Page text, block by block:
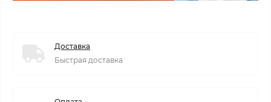
Доставка
Быстрая доставка